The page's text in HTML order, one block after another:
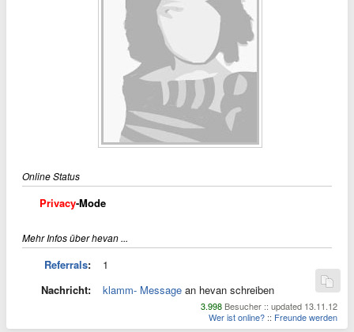
Online Status
Privacy-Mode
Mehr Infos über hevan ...
Referrals:
1
Nachricht:
klamm- Message an hevan schreiben
3.998 Besucher :: updated 13.11.12
Wer ist online? :: Freunde werden